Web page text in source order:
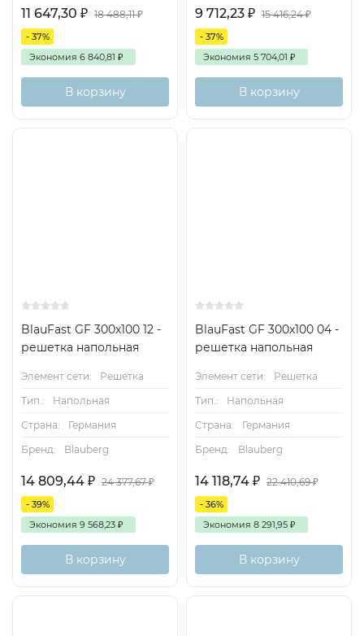
11 647,30 ₽ 18 488,11₽
- 37%
Экономия 6 840,81 ₽
В корзину
9 712,23 ₽ 15 416,24₽
- 37%
Экономия 5 704,01 ₽
В корзину
BlauFast GF 300x100 12 -
решетка напольная
Элемент сети:
Решетка
Тип.:
Напольная
Страна:
Германия
Бренд:
Blauberg
14 809,44 ₽ 24 377,67₽
- 39%
Экономия 9 568,23 ₽
В корзину
BlauFast GF 300х100 04 -
решетка напольная
Элемент сети:
Решетка
Тип.:
Напольная
Страна:
Германия
Бренд:
Blauberg
14 118,74 ₽ 22 410,69₽
- 36%
Экономия 8 291,95 ₽
В корзину